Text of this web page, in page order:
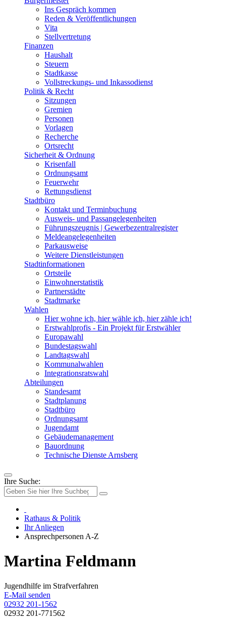
Ins Gespräch kommen
Reden & Veröffentlichungen
Vita
Stellvertretung
Finanzen
Haushalt
Steuern
Stadtkasse
Vollstreckungs- und Inkassodienst
Politik & Recht
Sitzungen
Gremien
Personen
Vorlagen
Recherche
Ortsrecht
Sicherheit & Ordnung
Krisenfall
Ordnungsamt
Feuerwehr
Rettungsdienst
Stadtbüro
Kontakt und Terminbuchung
Ausweis- und Passangelegenheiten
Führungszeugnis | Gewerbezentralregister
Meldeangelegenheiten
Parkausweise
Weitere Dienstleistungen
Stadtinformationen
Ortsteile
Einwohnerstatistik
Partnerstädte
Stadtmarke
Wahlen
Hier wohne ich, hier wähle ich, hier zähle ich!
Erstwahlprofis - Ein Projekt für Erstwähler
Europawahl
Bundestagswahl
Landtagswahl
Kommunalwahlen
Integrationsratswahl
Abteilungen
Standesamt
Stadtplanung
Stadtbüro
Ordnungsamt
Jugendamt
Gebäudemanagement
Bauordnung
Technische Dienste Arnsberg
Ihre Suche:
Rathaus & Politik
Ihr Anliegen
Ansprechpersonen A-Z
Martina Feldmann
Jugendhilfe im Strafverfahren
E-Mail senden
02932 201-1562
02932 201-771562